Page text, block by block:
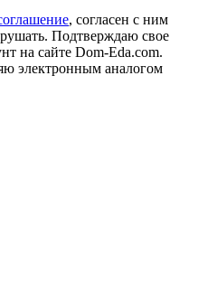
, согласен с ним
Подтверждаю свое
на сайте Dom-Eda.com.
электронным аналогом